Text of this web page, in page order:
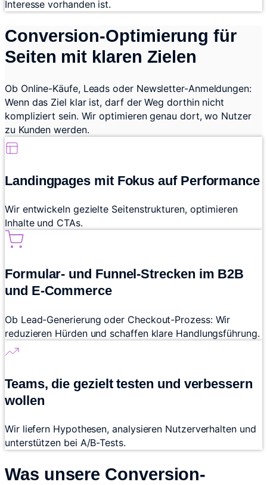
Interesse vorhanden ist.
Conversion-Optimierung für
Seiten mit klaren Zielen
Ob Online-Käufe, Leads oder Newsletter-Anmeldungen:
Wenn das Ziel klar ist, darf der Weg dorthin nicht
kompliziert sein. Wir optimieren genau dort, wo Nutzer
zu Kunden werden.
Landingpages mit Fokus auf Performance
Wir entwickeln gezielte Seitenstrukturen, optimieren
Inhalte und CTAs.
Formular- und Funnel-Strecken im B2B
und E-Commerce
Ob Lead-Generierung oder Checkout-Prozess: Wir
reduzieren Hürden und schaffen klare Handlungsführung.
Teams, die gezielt testen und verbessern
wollen
Wir liefern Hypothesen, analysieren Nutzerverhalten und
unterstützen bei A/B-Tests.
Was unsere Conversion-